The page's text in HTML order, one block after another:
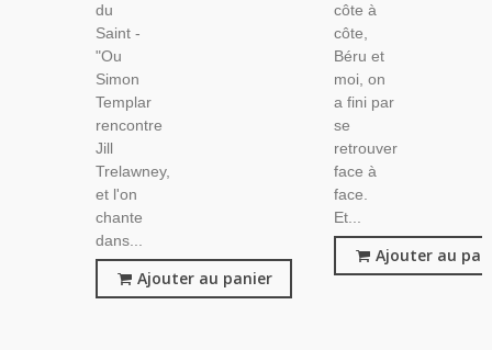
du
Saint -
"Ou
Simon
Templar
rencontre
Jill
Trelawney,
et l'on
chante
dans...
Ajouter au panier
côte à
côte,
Béru et
moi, on
a fini par
se
retrouver
face à
face.
Et...
Ajouter au